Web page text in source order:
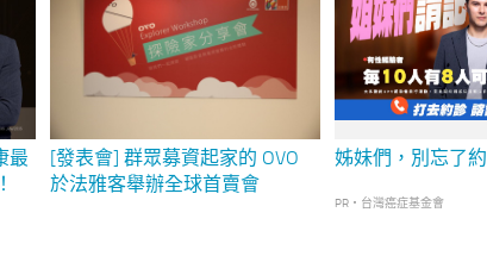
最
[發表會] 群眾募資起家的 OVO
於法雅客舉辦全球首賣會
姊妹們，別忘了
PR・台灣癌症基金會